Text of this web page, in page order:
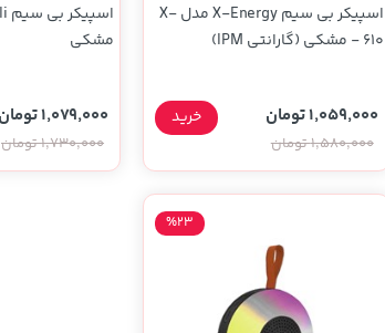
اسپیکر بی سیم X-Energy مدل X-
610 - مشکی (گارانتی IPM)
1,059,000 تومان
1,580,000 تومان
خرید
مشکی
1,079,000 تومان
1,730,000 تومان
%23